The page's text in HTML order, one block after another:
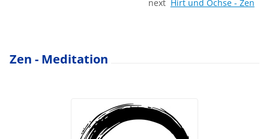
next Hirt und Ochse - Zen
Zen - Meditation